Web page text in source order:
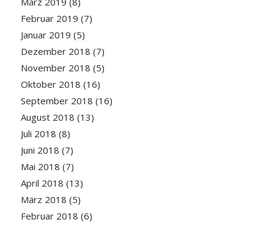
Februar 2019 (7)
Januar 2019 (5)
Dezember 2018 (7)
November 2018 (5)
Oktober 2018 (16)
September 2018 (16)
August 2018 (13)
Juli 2018 (8)
Juni 2018 (7)
Mai 2018 (7)
April 2018 (13)
März 2018 (5)
Februar 2018 (6)